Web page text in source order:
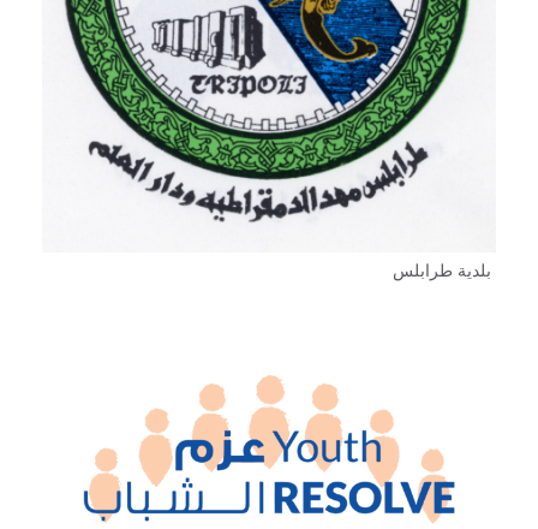
بلدية طرابلس